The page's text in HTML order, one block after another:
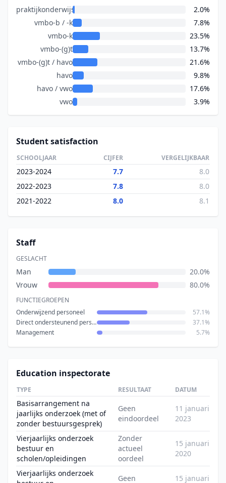
praktijkonderwijs
2.0%
vmbo-b / -k
7.8%
vmbo-k
23.5%
vmbo-(g)t
13.7%
vmbo-(g)t / havo
21.6%
havo
9.8%
havo / vwo
17.6%
vwo
3.9%
Student satisfaction
SCHOOLJAAR CIJFER VERGELIJKBAAR
2023-2024 7.7
8.0
2022-2023
7.8
8.0
2021-2022
8.0 8.1
Staff
GESLACHT
Man
20.0%
Vrouw
80.0%
FUNCTIEGROEPEN
Onderwijzend personeel
57.1%
Direct ondersteunend personeel
37.1%
Management
5.7%
Education inspectorate
TYPE RESULTAAT DATUM
Basisarrangement na
jaarlijks onderzoek (met of
zonder bestuursgesprek)
Geen
eindoordeel
11 januari
2023
Vierjaarlijks onderzoek
bestuur en
scholen/opleidingen
Zonder
actueel
oordeel
15 januari
2020
Vierjaarlijks onderzoek
Geen 15 januari